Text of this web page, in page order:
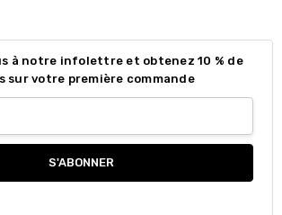
à notre infolettre et obtenez 10 % de
sur votre première commande